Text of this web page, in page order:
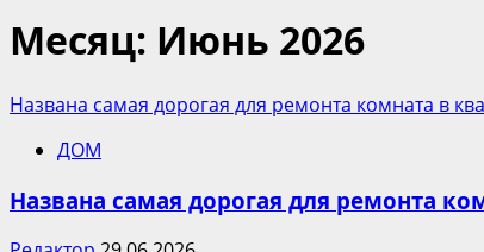
Месяц: Июнь 2026
Названа самая дорогая для ремонта комната в
ДОМ
Названа самая дорогая для ремонта